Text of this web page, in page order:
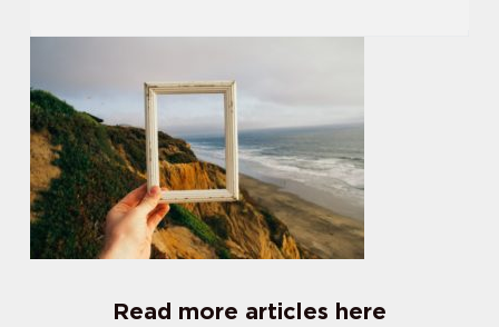
Read more articles here